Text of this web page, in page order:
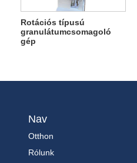
Rotációs típusú
granulátumcsomagoló
gép
Nav
Otthon
Rólunk